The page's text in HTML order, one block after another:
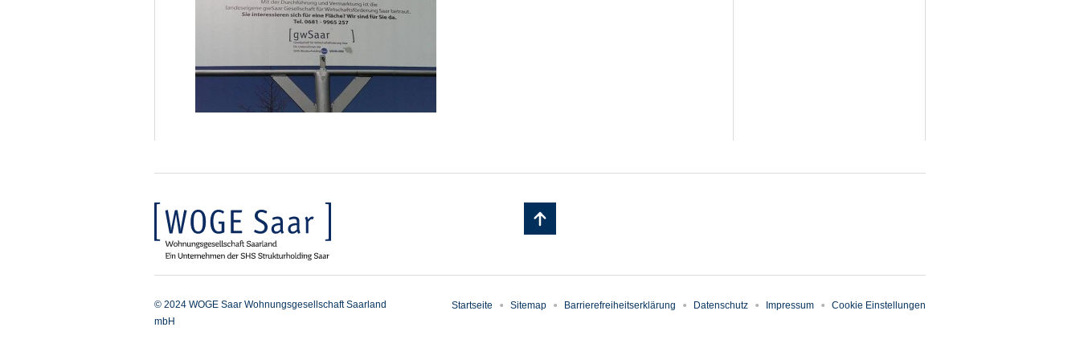
© 2024 WOGE Saar Wohnungsgesellschaft Saarland
mbH
Startseite Sitemap Barrierefreiheitserklärung Datenschutz Impressum Cookie Einstellungen